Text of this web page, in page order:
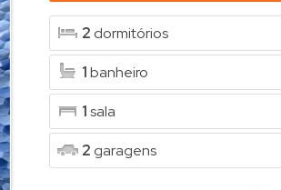
2 dormitórios
1banheiro
1sala
2 garagens